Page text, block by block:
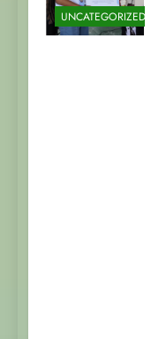
UNCATEGORIZED